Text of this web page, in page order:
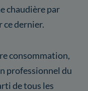
chaudière par
ce dernier.
consommation,
professionnel du
de tous les